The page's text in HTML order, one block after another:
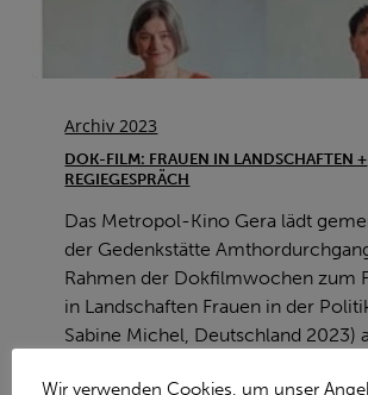
Film:
Frauen
Regiegespräch
Archiv 2023
DOK-FILM: FRAUEN IN LANDSCHAFTEN +
REGIEGESPRÄCH
Das Metropol-Kino Gera lädt
der Gedenkstätte
Rahmen der Dokfilmwochen zum
in Landschaften Frauen in der
Sabine Michel, Deutschland 2023)
Wir verwenden Cookies, um unser